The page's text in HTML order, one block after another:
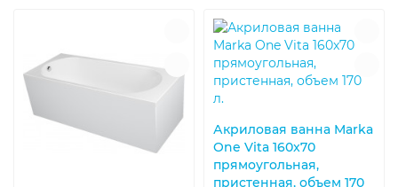
Акриловая ванна Marka
One Vita 160x70
прямоугольная,
пристенная, объем 170